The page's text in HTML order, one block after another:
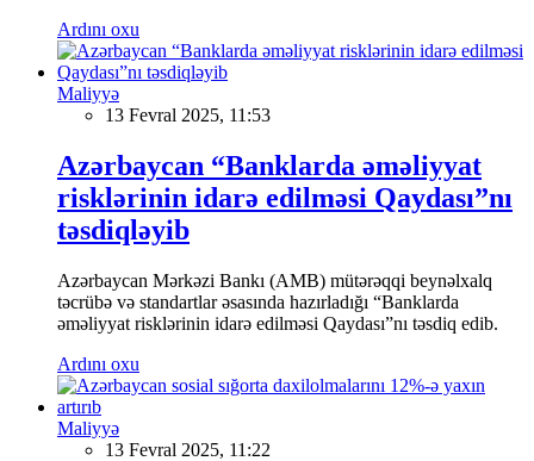
Ardını oxu
Maliyyə
13 Fevral 2025, 11:53
Azərbaycan “Banklarda əməliyyat
risklərinin idarə edilməsi Qaydası”nı
təsdiqləyib
Azərbaycan Mərkəzi Bankı (AMB) mütərəqqi beynəlxalq
təcrübə və standartlar əsasında hazırladığı “Banklarda
əməliyyat risklərinin idarə edilməsi Qaydası”nı təsdiq edib.
Ardını oxu
Maliyyə
13 Fevral 2025, 11:22